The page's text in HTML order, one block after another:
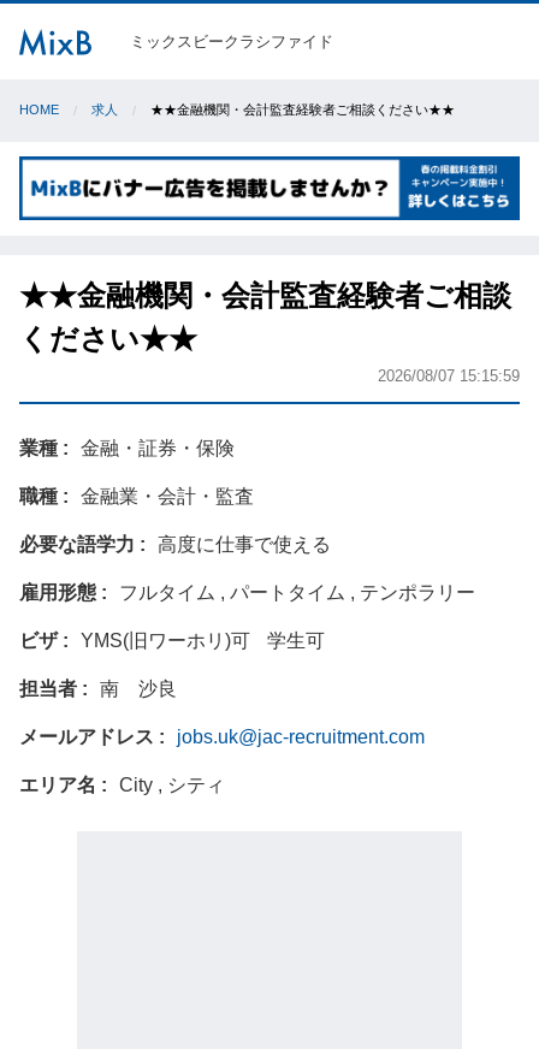
ミックスビークラシファイド
HOME 求人 ★★金融機関・会計監査経験者ご相談ください★★
★★金融機関・会計監査経験者ご相談
ください★★
2026/08/07 15:15:59
業種 金融・証券・保険
職種 金融業・会計・監査
必要な語学力 高度に仕事で使える
雇用形態 フルタイム , パートタイム , テンポラリー
ビザ YMS(旧ワーホリ)可 学生可
担当者 南 沙良
メールアドレス jobs.uk@jac-recruitment.com
エリア名 City , シティ